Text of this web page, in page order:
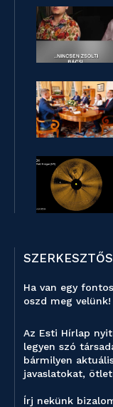
Ha van egy
oszd meg velünk!
Az Esti Hírlap
legyen szó
bármilyen
javaslatokat,
Írj nekünk